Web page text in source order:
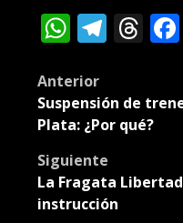
Post
navigation
Anterior
Suspensión de
Plata: ¿Por qué?
Siguiente
La Fragata
instrucción